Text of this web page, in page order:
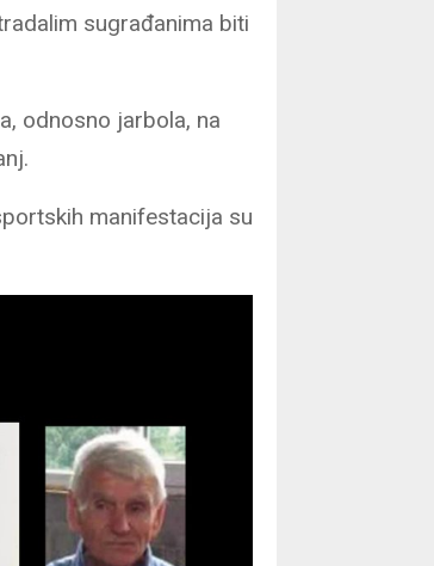
sugrađanima biti
odnosno jarbola, na
manifestacija su